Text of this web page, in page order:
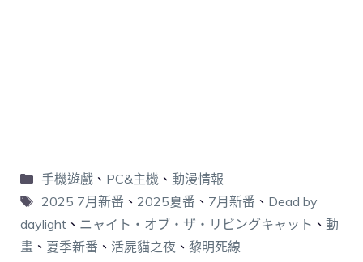
手機遊戲、 PC&主機、 動漫情報
2025 7月新番 、 2025夏番 、 7月新番 、 Dead by
daylight 、 ニャイト・オブ・ザ・リビングキャット 、 動
畫 、 夏季新番 、 活屍貓之夜 、 黎明死線